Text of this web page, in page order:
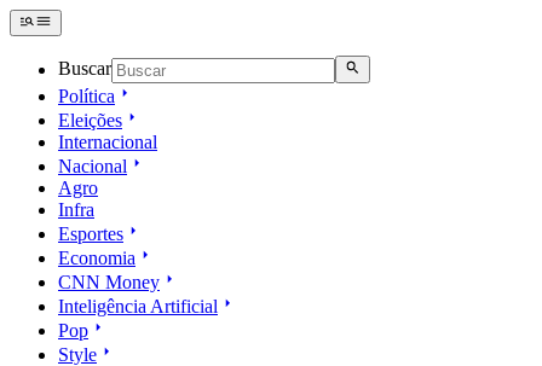
Buscar
Política
Eleições
Internacional
Nacional
Agro
Infra
Esportes
Economia
CNN Money
Inteligência Artificial
Pop
Style